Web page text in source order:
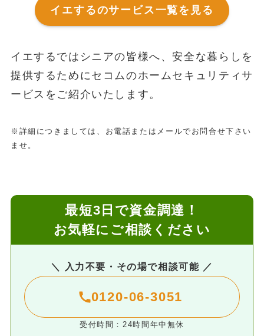
イエするのサービス一覧を見る
イエするではシニアの皆様へ、安全な暮らしを
提供するためにセコムのホームセキュリティサ
ービスをご紹介いたします。
※詳細につきましては、お電話またはメールでお問合せ下さい
ませ。
最短3日で資金調達！
お気軽にご相談ください
＼ 入力不要・その場で相談可能 ／
0120-06-3051
受付時間：24時間年中無休